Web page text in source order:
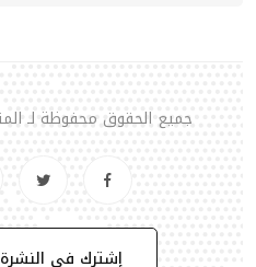
جميع الحقوق محفوظة لـ المنتصف
إشترك في النشرة